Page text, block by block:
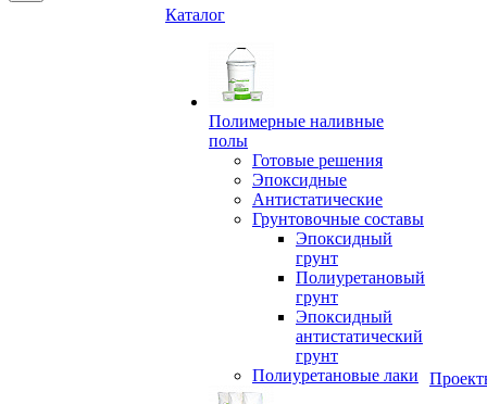
Каталог
Полимерные наливные
полы
Готовые решения
Эпоксидные
Антистатические
Грунтовочные составы
Эпоксидный
грунт
Полиуретановый
грунт
Эпоксидный
антистатический
грунт
Полиуретановые лаки